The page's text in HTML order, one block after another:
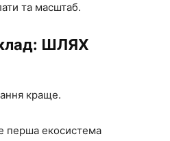
та масштаб.
ШЛЯХ
краще.
перша екосистема